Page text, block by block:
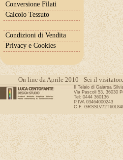
Conversione Filati
Calcolo Tessuto
Condizioni di Vendita
Privacy e Cookies
On line da Aprile 2010 - Sei il
Il Telaio di Gaiarsa
Via Pascoli 53, 36030
Tel: 0444 360136
P.IVA 03464000243
C.F.